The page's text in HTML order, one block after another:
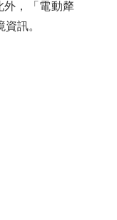
外，「電動犛
訊。